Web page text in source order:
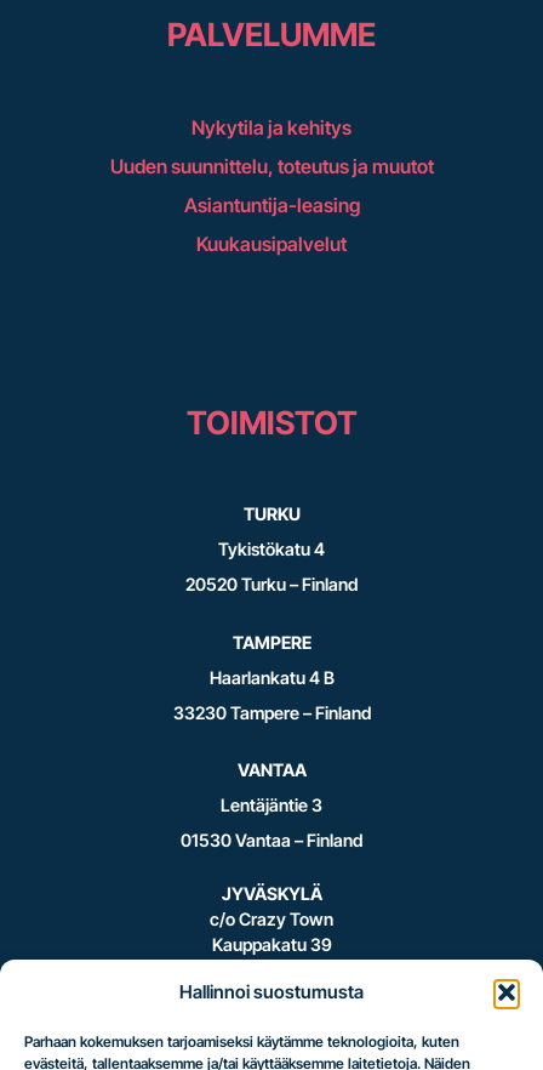
Hallinnoi suostumusta
Parhaan kokemuksen tarjoamiseksi käytämme teknologioita, kuten
evästeitä, tallentaaksemme ja/tai käyttääksemme laitetietoja. Näiden
PALVELUMME
Nykytila ja kehitys
Uuden suunnittelu, toteutus ja muutot
Asiantuntija-leasing
Kuukausipalvelut
TOIMISTOT
TURKU
Tykistökatu 4
20520 Turku – Finland
TAMPERE
Haarlankatu 4 B
33230 Tampere – Finland
VANTAA
Lentäjäntie 3
01530 Vantaa – Finland
JYVÄSKYLÄ
c/o Crazy Town
Kauppakatu 39